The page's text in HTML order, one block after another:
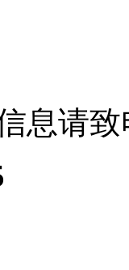
息请致